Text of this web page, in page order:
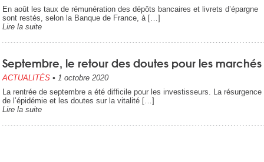
En août les taux de rémunération des dépôts bancaires et livrets d’épargne
sont restés, selon la Banque de France, à […]
Lire la suite
Septembre, le retour des doutes pour les marchés
ACTUALITÉS • 1 octobre 2020
La rentrée de septembre a été difficile pour les investisseurs. La résurgence
de l’épidémie et les doutes sur la vitalité […]
Lire la suite